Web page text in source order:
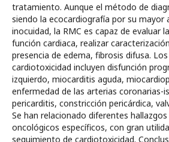
tratamiento. Aunque el método de
siendo la ecocardiografía por su mayor
inocuidad, la RMC es capaz de evaluar
función cardiaca, realizar
presencia de edema, fibrosis difusa.
cardiotoxicidad incluyen disfunción
izquierdo, miocarditis aguda,
enfermedad de las arterias coronarias-
pericarditis, constricción pericárdica,
Se han relacionado diferentes
oncológicos específicos, con gran
seguimiento de cardiotoxicidad.